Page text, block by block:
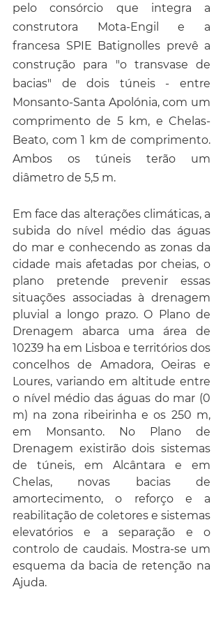
pelo consórcio que integra a
construtora Mota-Engil e a
francesa SPIE Batignolles prevê a
construção para "o transvase de
bacias" de dois túneis - entre
Monsanto-Santa Apolónia, com um
comprimento de 5 km, e Chelas-
Beato, com 1 km de comprimento.
Ambos os túneis terão um
diâmetro de 5,5 m.
Em face das alterações climáticas, a
subida do nível médio das águas
do mar e conhecendo as zonas da
cidade mais afetadas por cheias, o
plano pretende prevenir essas
situações associadas à drenagem
pluvial a longo prazo. O Plano de
Drenagem abarca uma área de
10239 ha em Lisboa e territórios dos
concelhos de Amadora, Oeiras e
Loures, variando em altitude entre
o nível médio das águas do mar (0
m) na zona ribeirinha e os 250 m,
em Monsanto. No Plano de
Drenagem existirão dois sistemas
de túneis, em Alcântara e em
Chelas, novas bacias de
amortecimento, o reforço e a
reabilitação de coletores e sistemas
elevatórios e a separação e o
controlo de caudais. Mostra-se um
esquema da bacia de retenção na
Ajuda.